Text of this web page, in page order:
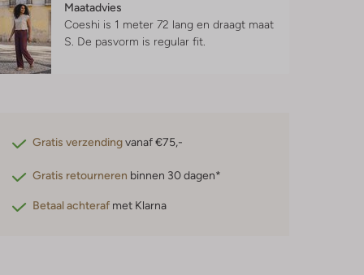
Maatadvies
Coeshi is 1 meter 72 lang en draagt maat
S. De pasvorm is regular fit
Gratis verzendingvanaf €75,-
Gratis retourneren binnen 30 dagen*
Betaal achteraf met Klarna